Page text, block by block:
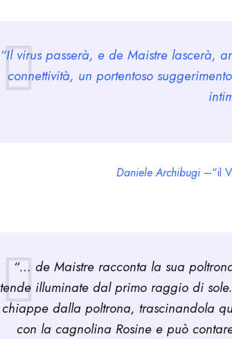
“Il virus passerà, e de Maistre lascerà,
connettività, un portentoso
Daniele Archibugi –“il
“… de Maistre racconta la sua
tende illuminate dal primo raggio di
chiappe dalla poltrona, trascinandola
con la cagnolina Rosine e può